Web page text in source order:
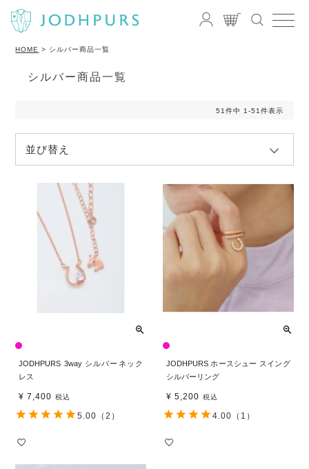
HOME シルバー商品一覧
シルバー商品一覧
並び替え
51 件中 1 -51 件表示
JODHPURS 3way シルバーネック
レス
¥ 7,400 税込
5.00 （2）
JODHPURS ホースシュー スイング
シルバーリング
¥ 5,200 税込
4.00 （1）